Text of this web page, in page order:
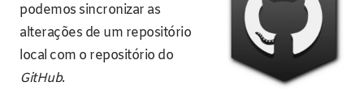
podemos sincronizar as
alterações de um repositório
local com o repositório do
GitHub.